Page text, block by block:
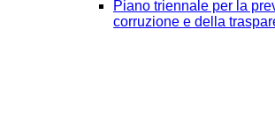
Piano triennale per la
corruzione e della